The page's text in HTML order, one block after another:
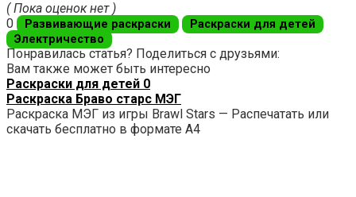
( Пока оценок нет )
0
Развивающие раскраски
Раскраски для детей
Электричество
Понравилась статья? Поделиться с друзьями:
Вам также может быть интересно
Раскраски для детей 0
Раскраска Браво старс МЭГ
Раскраска МЭГ из игры Brawl Stars — Распечатать или
скачать бесплатно в формате А4